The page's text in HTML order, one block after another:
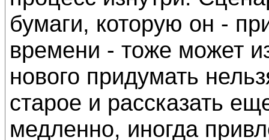
бумаги, которую он -
времени - тоже может
нового придумать
старое и рассказать
медленно, иногда